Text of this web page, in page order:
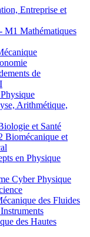
Entreprise et
Mathématiques
de
Arithmétique,
et Santé
et
en Physique
Cyber Physique
des Fluides
des Hautes